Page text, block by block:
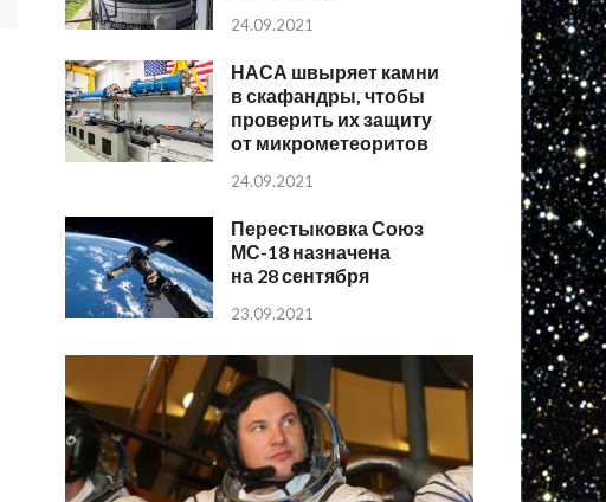
24.09.2021
НАСА швыряет камни
в скафандры, чтобы
проверить их защиту
от микрометеоритов
24.09.2021
Перестыковка Союз
МС-18 назначена
на 28 сентября
23.09.2021